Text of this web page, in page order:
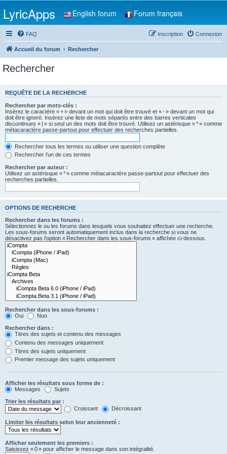
LyricApps English forum Forum français
FAQ Connexion
Inscription
Accueil du forum Rechercher
Rechercher
REQUÊTE DE LA RECHERCHE
Rechercher par mots-clés :
Insérez le caractère « + » devant un mot qui doit être trouvé et « - » devant un mot qui
doit être ignoré. Insérez une liste de mots séparés entre des barres verticales
discontinues « | » si seul un des mots doit être trouvé. Utilisez un astérisque « * » comme
métacaractère passe-partout pour effectuer des recherches partielles.
Rechercher tous les termes ou utiliser une question complète
Rechercher l’un de ces termes
Rechercher par auteur :
Utilisez un astérisque « * » comme métacaractère passe-partout pour effectuer des
recherches partielles.
OPTIONS DE RECHERCHE
Rechercher dans les forums :
Sélectionnez le ou les forums dans lesquels vous souhaitez effectuer une recherche.
Les sous-forums seront automatiquement inclus dans la recherche si vous ne
désactivez pas l’option « Rechercher dans les sous-forums » affichée ci-dessous.
Rechercher dans les sous-forums :
Oui
Non
Rechercher dans :
Titres des sujets et contenu des messages
Contenu des messages uniquement
Titres des sujets uniquement
Premier message des sujets uniquement
Afficher les résultats sous forme de :
Messages
Sujets
Trier les résultats par :
Croissant
Décroissant
Limiter les résultats selon leur ancienneté :
Afficher seulement les premiers :
Saisissez « 0 » pour afficher le message dans son intégralité.